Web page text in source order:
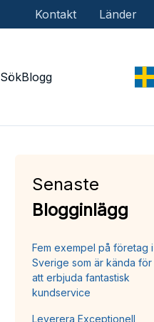
Kontakt Länder
SökBlogg
Senaste
Blogginlägg
Fem exempel på företag i
Sverige som är kända för
att erbjuda fantastisk
kundservice
Leverera Exceptionell